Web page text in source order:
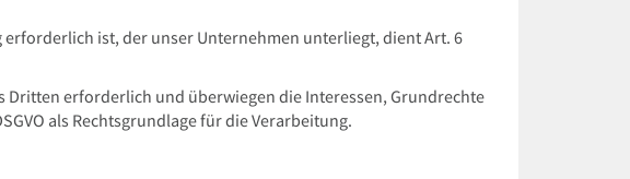
ist, der unser Unternehmen unterliegt, dient Art. 6
Dritten erforderlich und überwiegen die Interessen, Grundrechte
als Rechtsgrundlage für die Verarbeitung.